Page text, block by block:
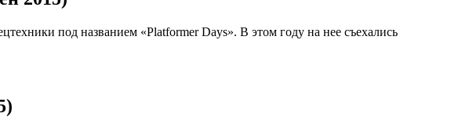
под названием «Platformer Days». В этом году на нее съехались